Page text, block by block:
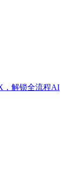
，解锁全流程AI